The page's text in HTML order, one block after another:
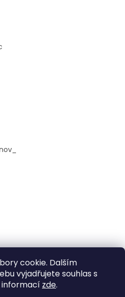
cookie. Dalším
vyjadřujete souhlas s
informací zde.